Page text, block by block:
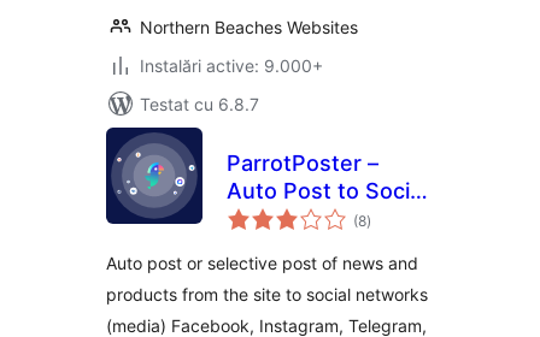
Northern Beaches Websites
Instalări active: 9.000+
Testat cu 6.8.7
ParrotPoster –
Auto Post to Social
Media
(8total
aprecieri
)
Auto post or selective post of news and
products from the site to social networks
(media) Facebook, Instagram, Telegram,